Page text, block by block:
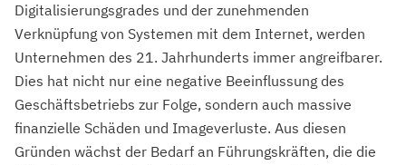
Digitalisierungsgrades und der zunehmenden
Verknüpfung von Systemen mit dem Internet, werden
Unternehmen des 21. Jahrhunderts immer angreifbarer.
Dies hat nicht nur eine negative Beeinflussung des
Geschäftsbetriebs zur Folge, sondern auch massive
finanzielle Schäden und Imageverluste. Aus diesen
Gründen wächst der Bedarf an Führungskräften, die die